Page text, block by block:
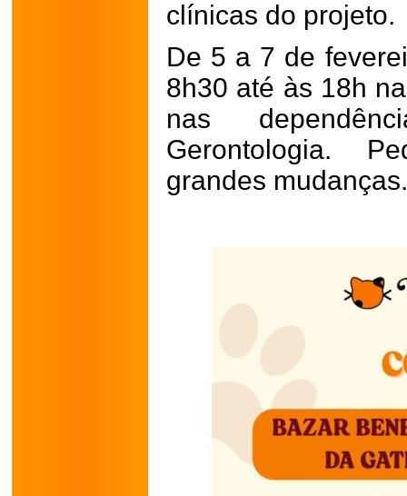
clínicas do projeto.
De 5 a 7 de
8h30 até às 18h
nas
Gerontologia.
grandes